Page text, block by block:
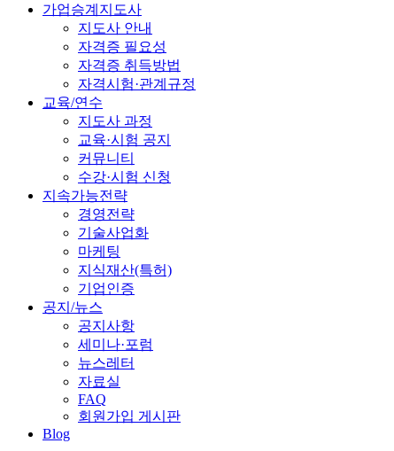
가업승계지도사
지도사 안내
자격증 필요성
자격증 취득방법
자격시험·관계규정
교육/연수
지도사 과정
교육·시험 공지
커뮤니티
수강·시험 신청
지속가능전략
경영전략
기술사업화
마케팅
지식재산(특허)
기업인증
공지/뉴스
공지사항
세미나·포럼
뉴스레터
자료실
FAQ
회원가입 게시판
Blog